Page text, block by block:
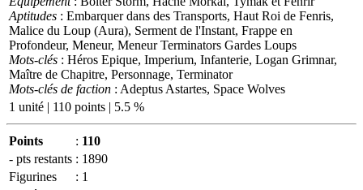
Aptitudes : Embarquer dans des Transports, Haut Roi de Fenris,
Malice du Loup (Aura), Serment de l'Instant, Frappe en
Profondeur, Meneur, Meneur Terminators Gardes Loups
Mots-clés : Héros Epique, Imperium, Infanterie, Logan Grimnar,
Maître de Chapitre, Personnage, Terminator
Mots-clés de faction : Adeptus Astartes, Space Wolves
1 unité | 110 points | 5.5 %
Points : 110
- pts restants : 1890
Figurines
: 1